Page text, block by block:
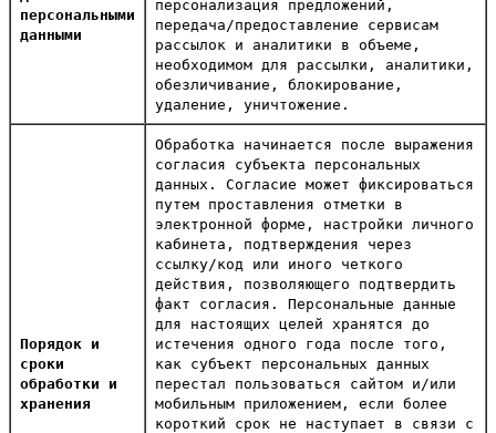
персональными
данными
персонализация предложений,
передача/предоставление сервисам
рассылок и аналитики в объеме,
необходимом для рассылки, аналитики,
обезличивание, блокирование,
удаление, уничтожение.
Порядок и
сроки
обработки и
хранения
Обработка начинается после выражения
согласия субъекта персональных
данных. Согласие может фиксироваться
путем проставления отметки в
электронной форме, настройки личного
кабинета, подтверждения через
ссылку/код или иного четкого
действия, позволяющего подтвердить
факт согласия. Персональные данные
для настоящих целей хранятся до
истечения одного года после того,
как субъект персональных данных
перестал пользоваться сайтом и/или
мобильным приложением, если более
короткий срок не наступает в связи с